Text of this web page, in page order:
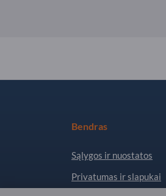
Bendras
Sąlygos ir nuostatos
Privatumas ir slapukai